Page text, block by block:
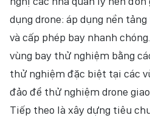
dụng drone: áp dụng nền
và cấp phép bay nhanh
vùng bay thử nghiệm bằng
thử nghiệm đặc biệt tại các
đảo để thử nghiệm drone
Tiếp theo là xây dựng tiêu